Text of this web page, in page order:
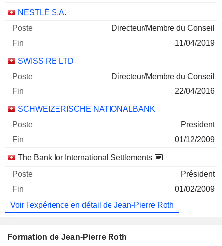
NESTLÉ S.A.
Directeur/Membre du Conseil
11/04/2019
SWISS RE LTD
Directeur/Membre du Conseil
22/04/2016
SCHWEIZERISCHE NATIONALBANK
President
01/12/2009
The Bank for International Settlements
Président
01/02/2009
Voir l'expérience en détail de Jean-Pierre Roth
Formation de Jean-Pierre Roth